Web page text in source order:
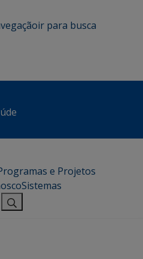
ir para busca
e Projetos
Sistemas